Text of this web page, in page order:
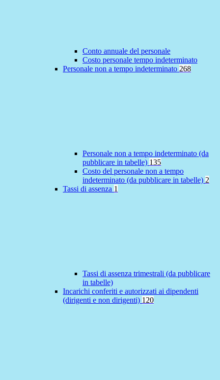
Conto annuale del personale
Costo personale tempo indeterminato
Personale non a tempo indeterminato 268
Personale non a tempo indeterminato (da
pubblicare in tabelle) 135
Costo del personale non a tempo
indeterminato (da pubblicare in tabelle) 2
Tassi di assenza 1
Tassi di assenza trimestrali (da pubblicare
in tabelle)
Incarichi conferiti e autorizzati ai dipendenti
(dirigenti e non dirigenti) 120